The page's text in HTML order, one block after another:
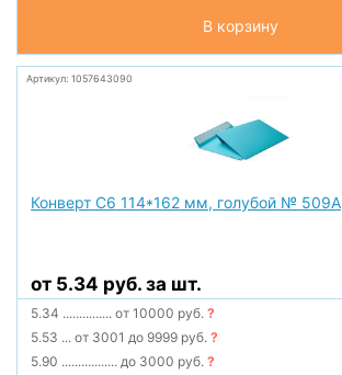
В корзину
Артикул: 1057643090
Конверт С6 114*162 мм, голубой № 509А
от 5.34 руб. за шт.
5.34 ............... от 10000 руб.?
5.53 ... от 3001 до 9999 руб.?
5.90 ................. до 3000 руб.?